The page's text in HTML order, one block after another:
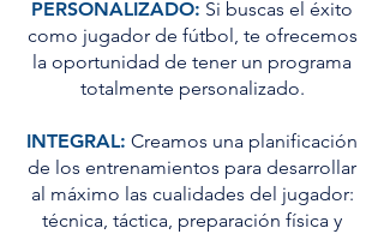
PERSONALIZADO: Si buscas el éxito
como jugador de fútbol, te ofrecemos
la oportunidad de tener un programa
totalmente personalizado.
INTEGRAL: Creamos una planificación
de los entrenamientos para desarrollar
al máximo las cualidades del jugador:
técnica, táctica, preparación física y